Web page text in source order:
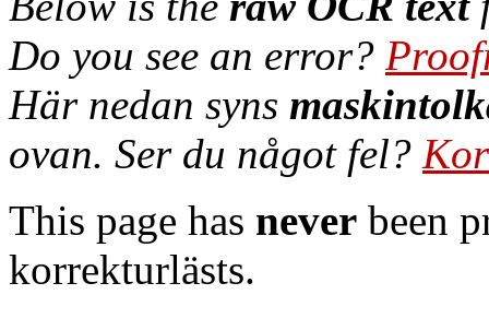
Do you see an error?
Här nedan syns
ovan. Ser du något fel?
This page has never been
korrekturlästs.